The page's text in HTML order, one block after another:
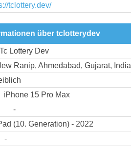
tclottery.dev/
über tclotterydev
Tc Lottery Dev
Ranip, Ahmedabad, Gujarat, India
iPhone 15 Pro Max
-
(10. Generation) - 2022
-